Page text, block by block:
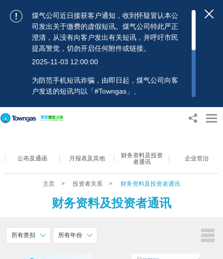
煤气公司近日接获客户通知，收到怀疑冒认本公
司发出关于缴费的虚假短讯。煤气公司特此严正
澄清，从没有向客户发出有关短讯，并呼吁市民
提高警觉，切勿开启任何附件或链接。
2025-11-03 12:00:00
为防范手机短讯诈骗，由即日起，煤气公司向客
户发送的短讯均以「#Towngas」、
个人资料，以免蒙受损失。若有任何疑问，可随
公布及通函 月报表及其他
财务资料及投资
者通讯
企业管治
主页 > 投资者关系 > 财务资料及投资者通讯
财务资料及投资者通讯
所有类别 所有年份